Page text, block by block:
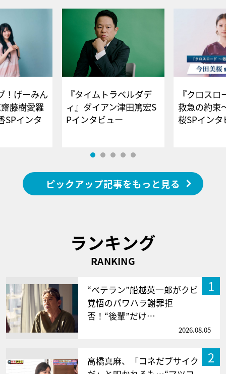
！げーみん
藤樹愛羅
SPインタ
『タイムトラベルダデ
ィ』ダイアン津田篤宏S
Pインタビュー
『クロス
救急の約束
桜SPイ
ピックアップ記事をもっと見る
ランキング
RANKING
1
“ベテラン”船越英一郎がクビ
覚悟のパワハラ謝罪拒
否！“後輩”だけ…
2026.08.05
2
高橋真麻、「コネだブサイク